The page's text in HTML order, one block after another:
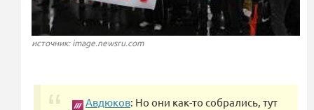
источник: image.newsru.com
Авдюков: Но они как-то собрались, тут